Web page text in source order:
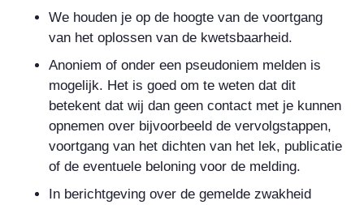
We houden je op de hoogte van de voortgang
van het oplossen van de kwetsbaarheid.
Anoniem of onder een pseudoniem melden is
mogelijk. Het is goed om te weten dat dit
betekent dat wij dan geen contact met je kunnen
opnemen over bijvoorbeeld de vervolgstappen,
voortgang van het dichten van het lek, publicatie
of de eventuele beloning voor de melding.
In berichtgeving over de gemelde zwakheid